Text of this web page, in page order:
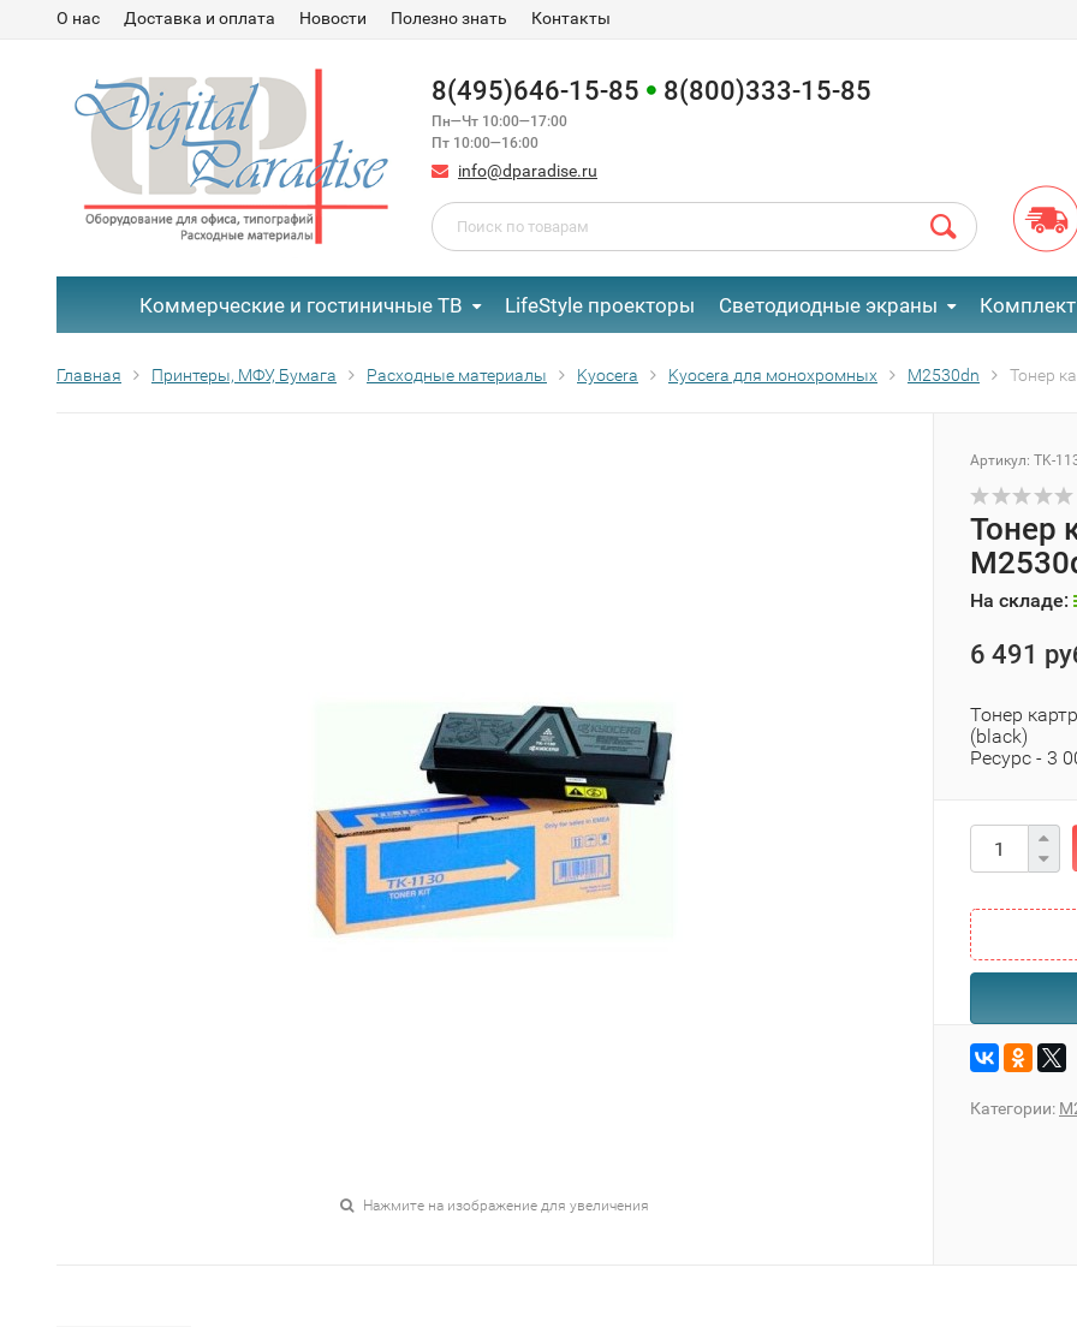
О нас Доставка и оплата Новости Полезно знать Контакты
8(495)646-15-85 8(800)333-15-85
Пн—Чт 10:00—17:00
Пт 10:00—16:00
info@dparadise.ru
Коммерческие и гостиничные ТВ LifeStyle проекторы Светодиодные экраны
Главная Принтеры, МФУ, Бумага Расходные материалы Kyocera Kyocera для монохромных M2530dn Тонер
Нажмите на изображение для увеличения
Артикул: TK-
Тонер
На складе:
6 491
Тонер
(black)
Ресурс - 3
Категории: